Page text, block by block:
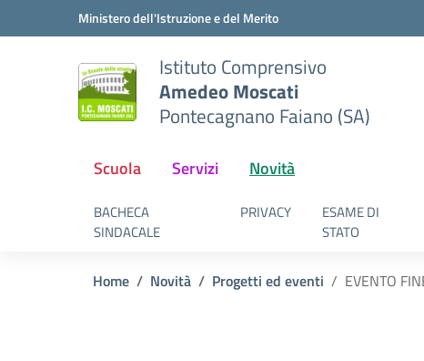
Vai ai contenuti
Vai al menu di navigazioneMinistero dell'Istruzione e del Merito
Istituto Comprensivo
Amedeo Moscati
Pontecagnano Faiano (SA)
Scuola Servizi Novità
BACHECA
SINDACALE
PRIVACY
ESAME DI
STATO
Home Novità Progetti ed eventi EVENTO